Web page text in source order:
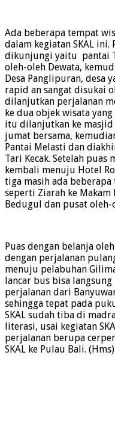
Ada beberapa tempat
dalam kegiatan SKAL
dikunjungi yaitu pantai
oleh-oleh Dewata,
Desa Panglipuran, desa
rapid an sangat disukai
dilanjutkan perjalanan
ke dua objek wisata
itu dilanjutkan ke masjid
jumat bersama,
Pantai Melasti dan
Tari Kecak. Setelah
kembali menuju Hotel
tiga masih ada
seperti Ziarah ke Makam
Bedugul dan pusat oleh-
Puas dengan belanja
dengan perjalanan
menuju pelabuhan
lancar bus bisa
perjalanan dari
sehingga tepat pada
SKAL sudah tiba di
literasi, usai kegiatan
perjalanan berupa
SKAL ke Pulau Bali. (Hms)